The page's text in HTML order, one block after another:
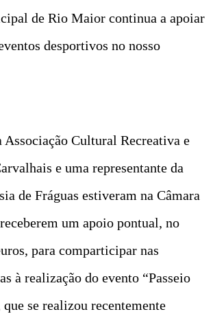
de Rio Maior continua a apoiar
desportivos no nosso
Cultural Recreativa e
e uma representante da
de Fráguas estiveram na Câmara
um apoio pontual, no
para comparticipar nas
à realização do evento “Passeio
se realizou recentemente